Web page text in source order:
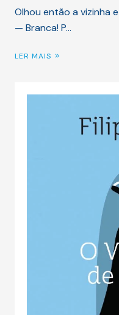
Olhou então a vizinha
— Branca! P…
LER MAIS